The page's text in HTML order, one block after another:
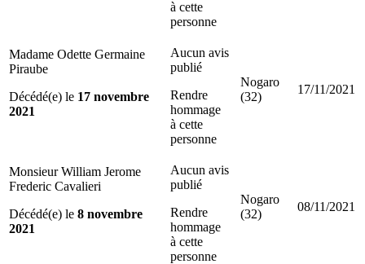
à cette
personne
Madame Odette Germaine
Piraube
Décédé(e) le 17 novembre
2021
Aucun avis
publié
Rendre
hommage
à cette
personne
Nogaro
(32)
17/11/2021
Monsieur William Jerome
Frederic Cavalieri
Décédé(e) le 8 novembre
2021
Aucun avis
publié
Rendre
hommage
à cette
personne
Nogaro
(32)
08/11/2021